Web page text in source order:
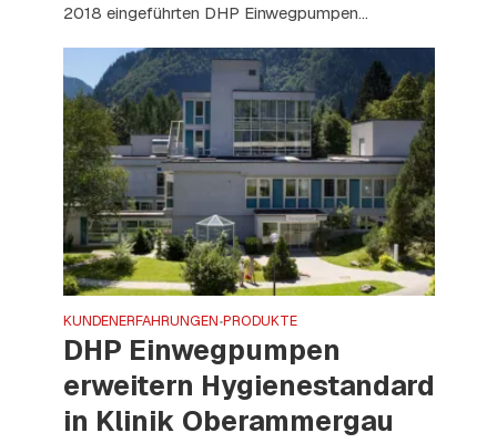
2018 eingeführten DHP Einwegpumpen...
KUNDENERFAHRUNGEN•PRODUKTE
DHP Einwegpumpen
erweitern Hygienestandard
in Klinik Oberammergau